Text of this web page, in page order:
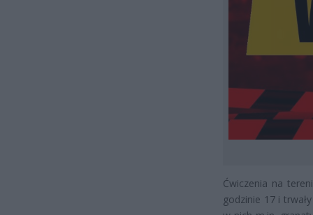
Ćwiczenia na
godzinie 17 i